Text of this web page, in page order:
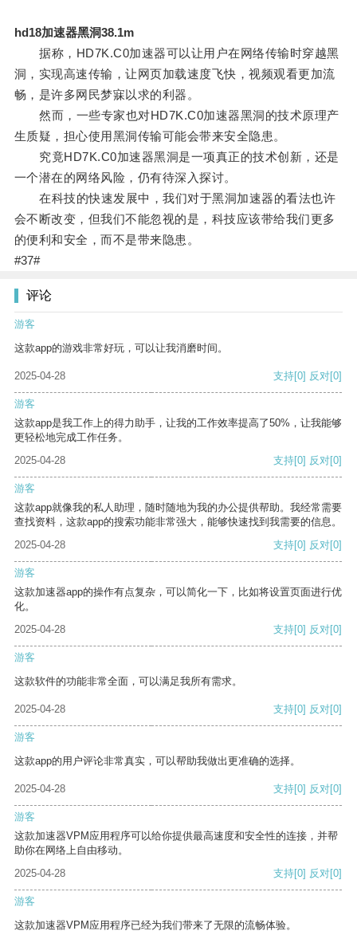
hd18加速器黑洞38.1m
据称，HD7K.C0加速器可以让用户在网络传输时穿越黑
洞，实现高速传输，让网页加载速度飞快，视频观看更加流
畅，是许多网民梦寐以求的利器。
然而，一些专家也对HD7K.C0加速器黑洞的技术原理产
生质疑，担心使用黑洞传输可能会带来安全隐患。
究竟HD7K.C0加速器黑洞是一项真正的技术创新，还是
一个潜在的网络风险，仍有待深入探讨。
在科技的快速发展中，我们对于黑洞加速器的看法也许
会不断改变，但我们不能忽视的是，科技应该带给我们更多
的便利和安全，而不是带来隐患。
#37#
评论
游客
这款app的游戏非常好玩，可以让我消磨时间。
2025-04-28 支持[0] 反对[0]
游客
这款app是我工作上的得力助手，让我的工作效率提高了50%，让我能够
更轻松地完成工作任务。
2025-04-28
支持[0] 反对[0]
游客
这款app就像我的私人助理，随时随地为我的办公提供帮助。我经常需要
查找资料，这款app的搜索功能非常强大，能够快速找到我需要的信息。
2025-04-28
支持[0] 反对[0]
游客
这款加速器app的操作有点复杂，可以简化一下，比如将设置页面进行优
化。
2025-04-28
支持[0] 反对[0]
游客
这款软件的功能非常全面，可以满足我所有需求。
2025-04-28 支持[0] 反对[0]
游客
这款app的用户评论非常真实，可以帮助我做出更准确的选择。
2025-04-28 支持[0] 反对[0]
游客
这款加速器VPM应用程序可以给你提供最高速度和安全性的连接，并帮
助你在网络上自由移动。
2025-04-28
支持[0] 反对[0]
游客
这款加速器VPM应用程序已经为我们带来了无限的流畅体验。